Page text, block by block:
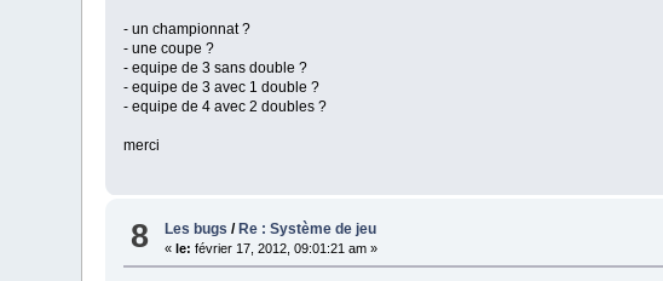
- un championnat ?
- une coupe ?
- equipe de 3 sans double ?
- equipe de 3 avec 1 double ?
- equipe de 4 avec 2 doubles ?
merci
8 Les bugs / Re : Système de jeu
« le: février 17, 2012, 09:01:21 am »